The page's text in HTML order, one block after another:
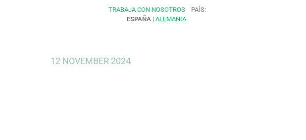
TRABAJA CON NOSOTROSPAÍS:
ESPAÑA| ALEMANIA
12 NOVEMBER 2024